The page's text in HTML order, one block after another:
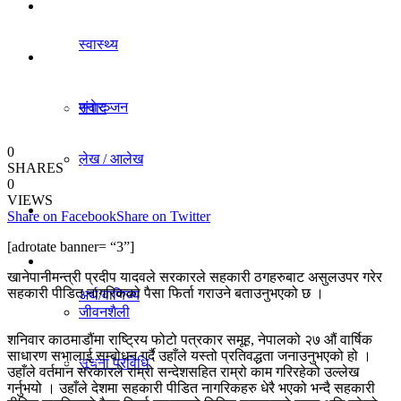
संवाद
लेख / आलेख
खेलकुद समाचार
जीवनशैली
सूचना प्रविधि
स्वास्थ्य
मनाेरञ्जन
राजनीति
अर्थ/वाणिज्य
धर्म/संस्कृति
0
SHARES
0
VIEWS
Share on FacebookShare on Twitter
[adrotate banner= “3”]
खानेपानीमन्त्री प्रदीप यादवले सरकारले सहकारी ठगहरुबाट असुलउपर गरेर
सहकारी पीडित नागरिकको पैसा फिर्ता गराउने बताउनुभएको छ ।
शनिवार काठमाडौंमा राष्ट्रिय फोटो पत्रकार समूह, नेपालको २७ औं वार्षिक
साधारण सभालाई सम्बोधन गर्दै उहाँले यस्तो प्रतिवद्धता जनाउनुभएको हो ।
उहाँले वर्तमान सरकारले राम्रो सन्देशसहित राम्रो काम गरिरहेको उल्लेख
गर्नुभयो । उहाँले देशमा सहकारी पीडित नागरिकहरु धेरै भएको भन्दै सहकारी